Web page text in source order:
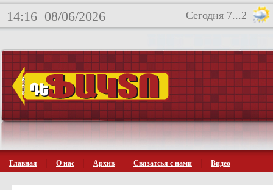
14:16 08/06/2026 Сегодня 7...2
Главная О нас Архив Связатсья с нами Видео